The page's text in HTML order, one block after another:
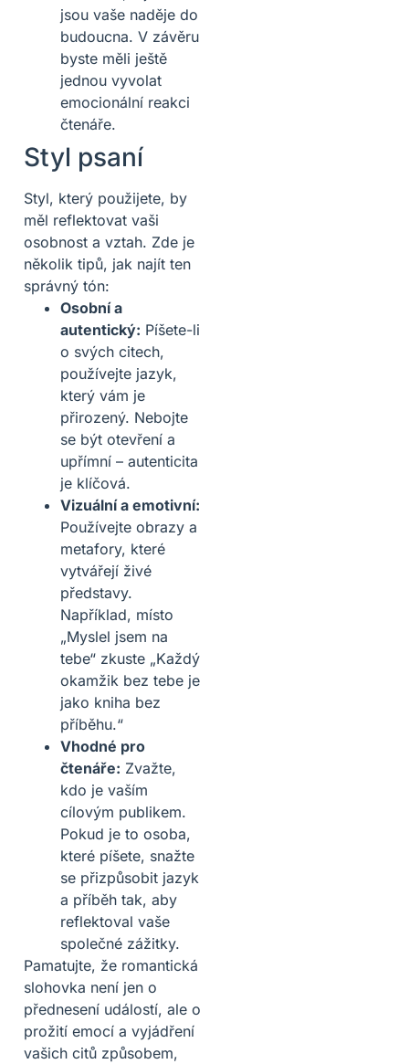
jsou vaše naděje do
budoucna. V závěru
byste měli ještě
jednou vyvolat
emocionální reakci
čtenáře.
Styl psaní
Styl, který použijete, by
měl reflektovat vaši
osobnost a vztah. Zde je
několik tipů, jak najít ten
správný tón:
Osobní a
autentický: Píšete-li
o svých citech,
používejte jazyk,
který vám je
přirozený. Nebojte
se být otevření a
upřímní – autenticita
je klíčová.
Vizuální a emotivní:
Používejte obrazy a
metafory, které
vytvářejí živé
představy.
Například, místo
„Myslel jsem na
tebe“ zkuste „Každý
okamžik bez tebe je
jako kniha bez
příběhu.“
Vhodné pro
čtenáře: Zvažte,
kdo je vaším
cílovým publikem.
Pokud je to osoba,
které píšete, snažte
se přizpůsobit jazyk
a příběh tak, aby
reflektoval vaše
společné zážitky.
Pamatujte, že romantická
slohovka není jen o
přednesení událostí, ale o
prožití emocí a vyjádření
vašich citů způsobem,